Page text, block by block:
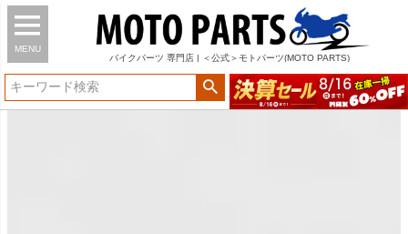
MENU
バイク パーツ 専門店 | ＜公式＞モトパーツ(MOTO PARTS)